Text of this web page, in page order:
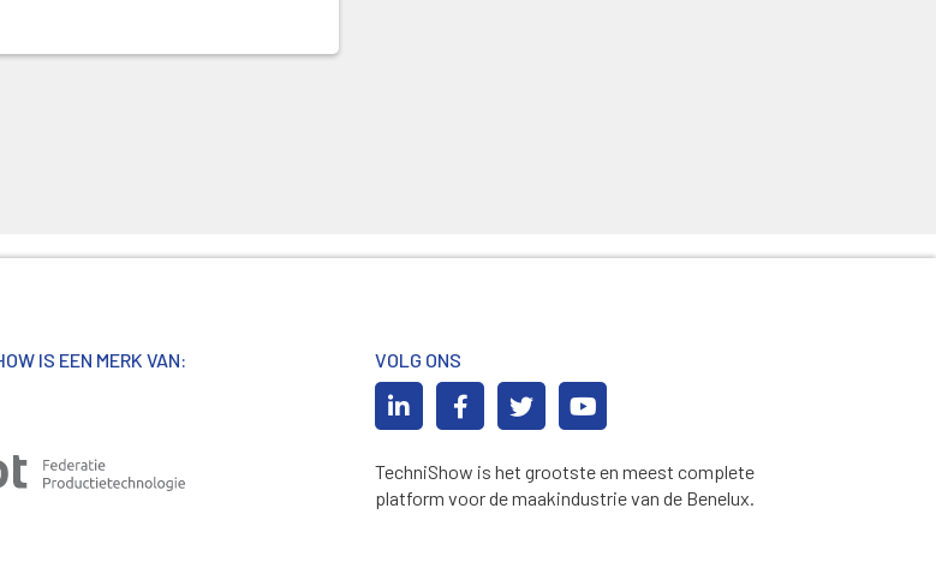
IS EEN MERK VAN: VOLG ONS
TechniShow is het grootste en meest complete
platform voor de maakindustrie van de Benelux.